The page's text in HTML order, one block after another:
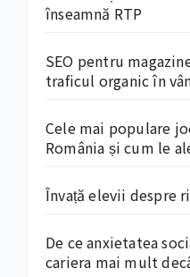
înseamnă RTP
SEO pentru
traficul organic în
Cele mai populare
România și cum le
Învață elevii despre
De ce anxietatea
cariera mai mult